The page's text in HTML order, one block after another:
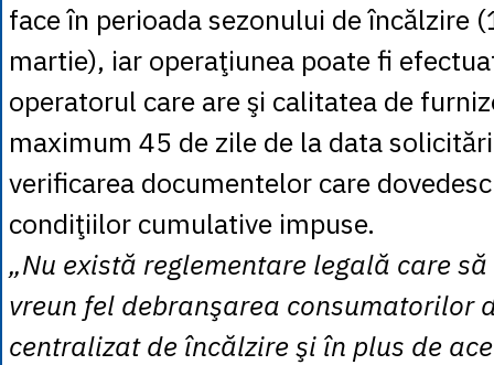
face în perioada sezonului de încălzire
martie), iar operaţiunea poate fi
operatorul care are şi calitatea de
maximum 45 de zile de la data
verificarea documentelor care
condiţiilor cumulative impuse.
„Nu există reglementare legală care
vreun fel debranşarea consumatorilor
centralizat de încălzire şi în plus de